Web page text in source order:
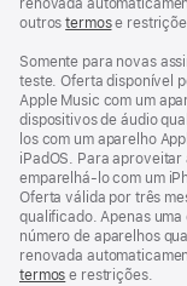
renovada
outrostermose
Somente para novas
teste. Oferta disponível
Apple Music com um
dispositivos de áudio
los com um aparelho
iPadOS. Para
emparelhá-lo com um
Oferta válida por três
qualificado. Apenas
número de aparelhos
renovada
termos e restrições.